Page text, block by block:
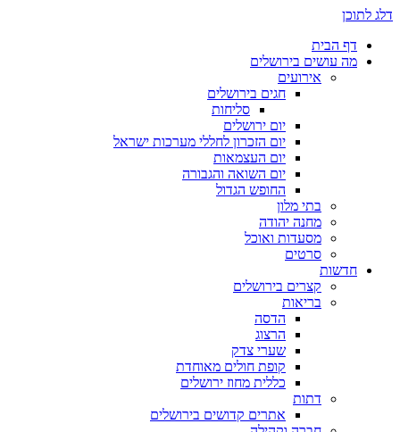
דלג לתוכן
דף הבית
מה עושים בירושלים
אירועים
חגים בירושלים
סליחות
יום ירושלים
יום הזכרון לחללי מערכות ישראל
יום העצמאות
יום השואה והגבורה
החופש הגדול
בתי מלון
מחנה יהודה
מסעדות ואוכל
סרטים
חדשות
קצרים בירושלים
בריאות
הדסה
הרצוג
שערי צדק
קופת חולים מאוחדת
כללית מחוז ירושלים
דתות
אתרים קדושים בירושלים